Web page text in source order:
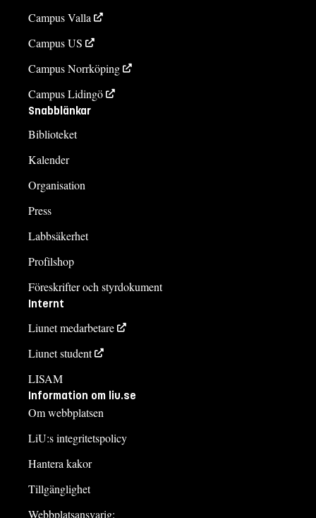
Campus Valla
Campus US
Campus Norrköping
Campus Lidingö
Snabblänkar
Biblioteket
Kalender
Organisation
Press
Labbsäkerhet
Profilshop
Föreskrifter och styrdokument
Internt
Liunet medarbetare
Liunet student
LISAM
Information om liu.se
Om webbplatsen
LiU:s integritetspolicy
Hantera kakor
Tillgänglighet
Webbplatsansvarig: